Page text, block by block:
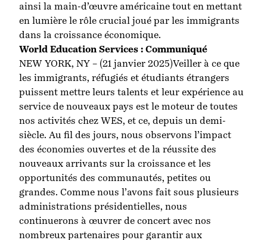
ainsi la main-d’œuvre américaine tout en mettant
en lumière le rôle crucial joué par les immigrants
dans la croissance économique.
World Education Services : Communiqué
NEW YORK, NY – (21 janvier 2025)Veiller à ce que
les immigrants, réfugiés et étudiants étrangers
puissent mettre leurs talents et leur expérience au
service de nouveaux pays est le moteur de toutes
nos activités chez WES, et ce, depuis un demi-
siècle. Au fil des jours, nous observons l’impact
des économies ouvertes et de la réussite des
nouveaux arrivants sur la croissance et les
opportunités des communautés, petites ou
grandes. Comme nous l’avons fait sous plusieurs
administrations présidentielles, nous
continuerons à œuvrer de concert avec nos
nombreux partenaires pour garantir aux